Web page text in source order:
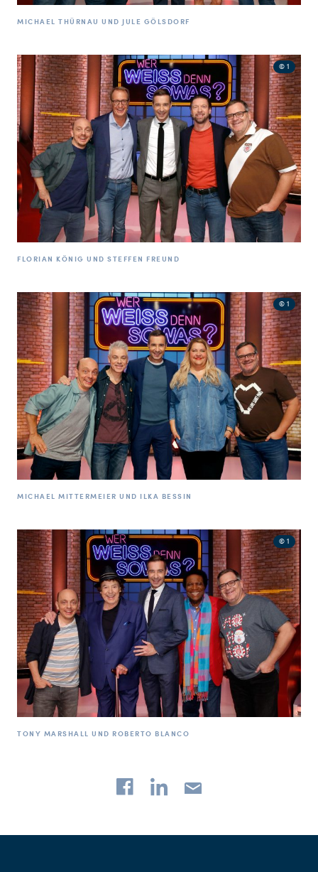
MICHAEL THÜRNAU UND JULE GÖLSDORF
© 1
FLORIAN KÖNIG UND STEFFEN FREUND
© 1
MICHAEL MITTERMEIER UND ILKA BESSIN
© 1
TONY MARSHALL UND ROBERTO BLANCO